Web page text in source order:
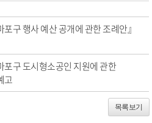
포구 행사 예산 공개에 관한 조례안』
포구 도시형소공인 지원에 관한
고
목록보기